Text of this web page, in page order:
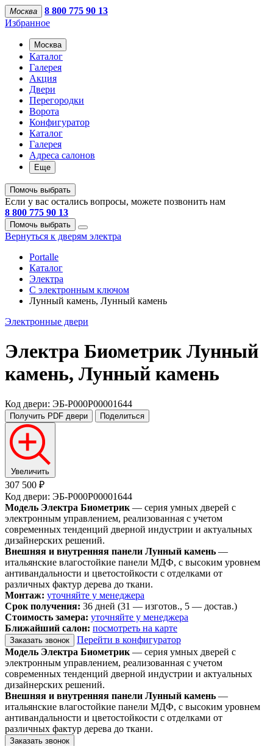
Москва
8 800 775 90 13
Избранное
Москва
Каталог
Галерея
Акция
Двери
Перегородки
Ворота
Конфигуратор
Каталог
Галерея
Адреса салонов
Еще
Помочь выбрать
Если у вас остались вопросы, можете позвонить нам
8 800 775 90 13
Помочь выбрать
Вернуться к дверям электра
Portalle
Каталог
Электра
С электронным ключом
Лунный камень, Лунный камень
Электронные двери
Электра Биометрик Лунный
камень, Лунный камень
Код двери: ЭБ-P000P00001644
Получить PDF двери Поделиться
Увеличить
307 500 ₽
Код двери: ЭБ-P000P00001644
Модель Электра Биометрик — серия умных дверей с
электронным управлением, реализованная с учетом
современных тенденций дверной индустрии и актуальных
дизайнерских решений.
Внешняя и внутренняя панели Лунный камень —
итальянские влагостойкие панели МДФ, с высоким уровнем
антивандальности и цветостойкости с отделками от
различных фактур дерева до ткани.
Монтаж: уточняйте у менеджера
Срок получения: 36 дней (31 — изготов., 5 — достав.)
Стоимость замера: уточняйте у менеджера
Ближайший салон: посмотреть на карте
Заказать звонок
Перейти в конфигуратор
Модель Электра Биометрик — серия умных дверей с
электронным управлением, реализованная с учетом
современных тенденций дверной индустрии и актуальных
дизайнерских решений.
Внешняя и внутренняя панели Лунный камень —
итальянские влагостойкие панели МДФ, с высоким уровнем
антивандальности и цветостойкости с отделками от
различных фактур дерева до ткани.
Заказать звонок